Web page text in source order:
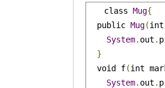
class Mug{
  public
Mug(int
System. out .
}
  void f
(int
System. out .